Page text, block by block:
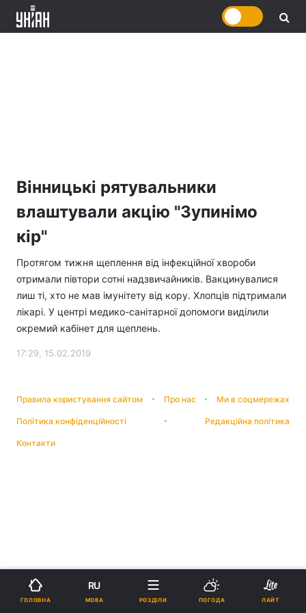
Вінницькі рятувальники
влаштували акцію "Зупинімо
кір"
Протягом тижня щеплення від інфекційної хвороби
отримали півтори сотні надзвичайників. Вакцинувалися
лиш ті, хто не мав імунітету від кору. Хлопців підтримали
лікарі. У центрі медико-санітарної допомоги виділили
окремий кабінет для щеплень.
17:29, 15.02.2019
Правила користування сайтом Про нас Ми в соцмережах
Політика конфіденційності Редакційна політика
Контакти
ГОЛОВНА
RU
МОВА РОЗДІЛИ ПОГОДА ЛАЙТ